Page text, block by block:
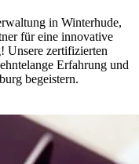
in Winterhude,
für eine innovative
Unsere zertifizierten
Erfahrung und
begeistern.